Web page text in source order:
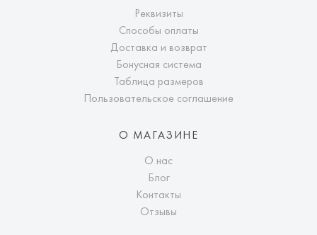
Реквизиты
Способы оплаты
Доставка и возврат
Бонусная система
Таблица размеров
Пользовательское соглашение
О МАГАЗИНЕ
О нас
Блог
Контакты
Отзывы